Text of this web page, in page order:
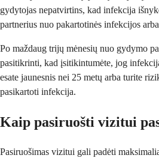
gydytojas nepatvirtins, kad infekcija
partnerius nuo pakartotinės infekcijos
Po maždaug trijų mėnesių nuo gydymo
pasitikrinti, kad įsitikintumėte, jog
esate jaunesnis nei 25 metų arba turite
pasikartoti infekcija.
Kaip pasiruošti vizitui
Pasiruošimas vizitui gali padėti